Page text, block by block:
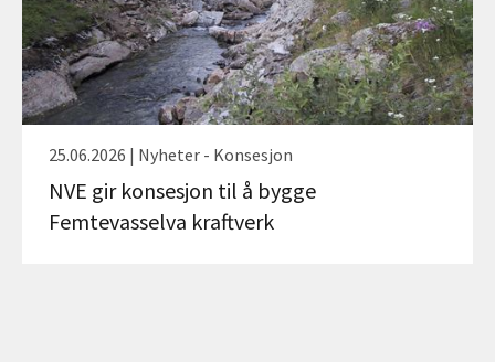
25.06.2026 | Nyheter - Konsesjon
NVE gir konsesjon til å bygge
Femtevasselva kraftverk